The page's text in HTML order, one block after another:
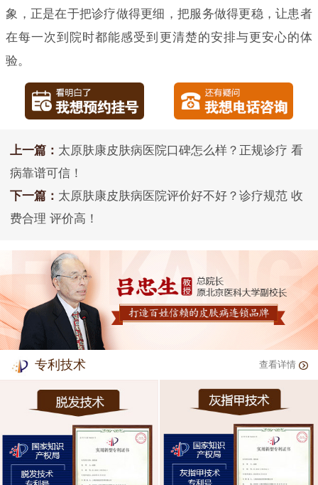
象，正是在于把诊疗做得更细，把服务做得更稳，让患者
在每一次到院时都能感受到更清楚的安排与更安心的体
验。
上一篇： 太原肤康皮肤病医院口碑怎么样？正规诊疗 看
病靠谱可信！
下一篇： 太原肤康皮肤病医院评价好不好？诊疗规范 收
费合理 评价高！
专利技术 查看详情